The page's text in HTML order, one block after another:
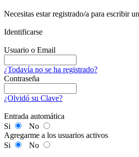
Necesitas estar registrado/a para escribir
Identificarse
Usuario o Email
¿Todavía no se ha registrado?
Contraseña
¿Olvidó su Clave?
Entrada automática
Si
No
Agregarme a los usuarios activos
Si
No